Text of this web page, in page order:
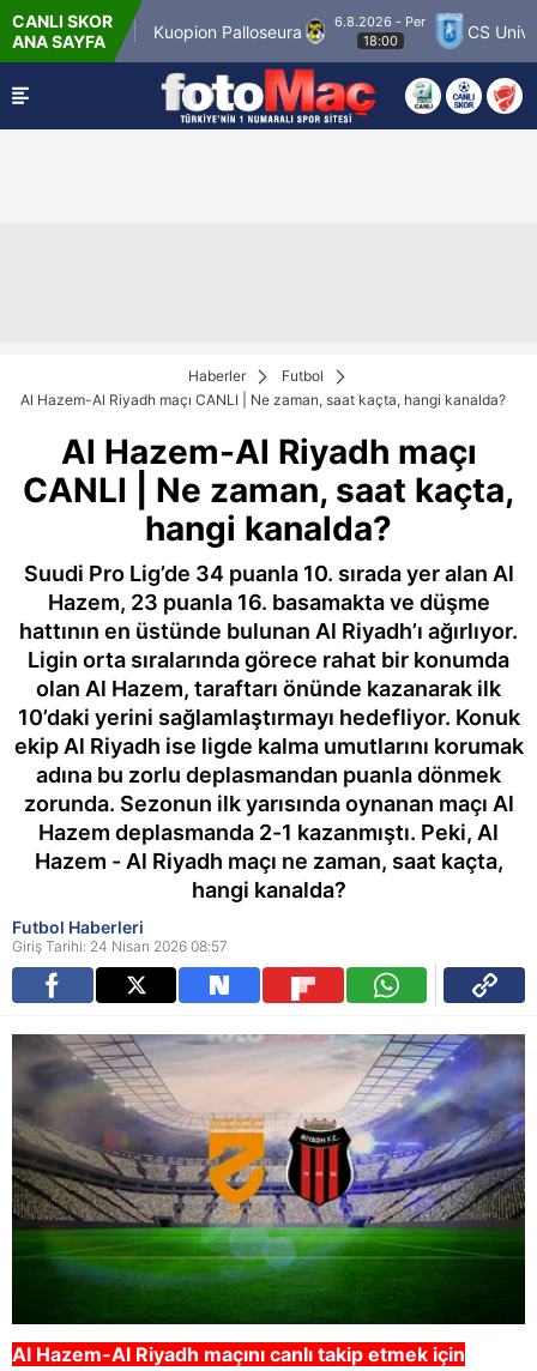
CANLI SKOR
ANA SAYFA
Match 12 Kuopion Palloseura
6.8.2026 - Per
18:00
CS
Haberler
Futbol
Al Hazem-Al Riyadh maçı CANLI | Ne zaman, saat kaçta, hangi kanalda?
Al Hazem-Al Riyadh maçı
CANLI | Ne zaman, saat kaçta,
hangi kanalda?
Suudi Pro Lig’de 34 puanla 10. sırada yer alan Al
Hazem, 23 puanla 16. basamakta ve düşme
hattının en üstünde bulunan Al Riyadh’ı ağırlıyor.
Ligin orta sıralarında görece rahat bir konumda
olan Al Hazem, taraftarı önünde kazanarak ilk
10’daki yerini sağlamlaştırmayı hedefliyor. Konuk
ekip Al Riyadh ise ligde kalma umutlarını korumak
adına bu zorlu deplasmandan puanla dönmek
zorunda. Sezonun ilk yarısında oynanan maçı Al
Hazem deplasmanda 2-1 kazanmıştı. Peki, Al
Hazem - Al Riyadh maçı ne zaman, saat kaçta,
hangi kanalda?
Futbol Haberleri
Giriş Tarihi: 24 Nisan 2026 08:57
Al Hazem-Al Riyadh maçını canlı takip etmek için